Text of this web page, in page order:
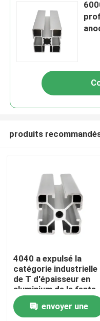
Accueil
A propos de nous
Contacts
produits
4040 a expulsé la
catégorie industrielle
de T d'épaisseur en
aluminium de la fente
3.0mm
envoyer une